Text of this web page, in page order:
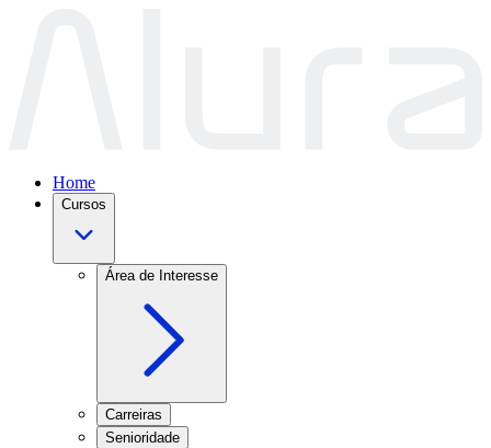
Home
Cursos
Área de Interesse
Carreiras
Senioridade